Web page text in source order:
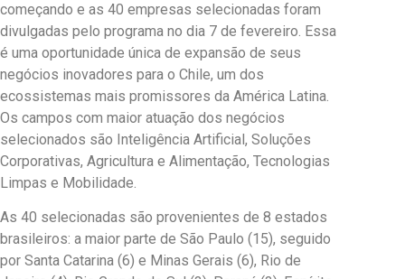
começando e as 40 empresas selecionadas foram
divulgadas pelo programa no dia 7 de fevereiro. Essa
é uma oportunidade única de expansão de seus
negócios inovadores para o Chile, um dos
ecossistemas mais promissores da América Latina.
Os campos com maior atuação dos negócios
selecionados são Inteligência Artificial, Soluções
Corporativas, Agricultura e Alimentação, Tecnologias
Limpas e Mobilidade.
As 40 selecionadas são provenientes de 8 estados
brasileiros: a maior parte de São Paulo (15), seguido
por Santa Catarina (6) e Minas Gerais (6), Rio de